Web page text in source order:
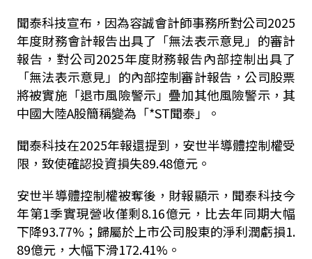
聞泰科技宣布，因為容誠會計師事務所對公司2025
年度財務會計報告出具了「無法表示意見」的審計
報告，對公司2025年度財務報告內部控制出具了
「無法表示意見」的內部控制審計報告，公司股票
將被實施「退市風險警示」疊加其他風險警示，其
中國大陸A股簡稱變為「*ST聞泰」。
聞泰科技在2025年報還提到，安世半導體控制權受
限，致使確認投資損失89.48億元。
安世半導體控制權被奪後，財報顯示，聞泰科技今
年第1季實現營收僅剩8.16億元，比去年同期大幅
下降93.77%；歸屬於上市公司股東的淨利潤虧損1.
89億元，大幅下滑172.41%。